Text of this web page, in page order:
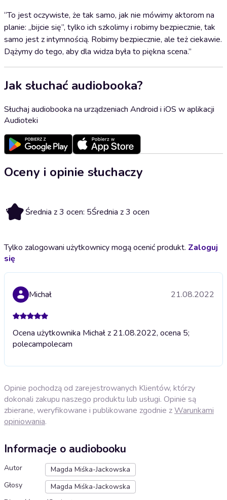
“To jest oczywiste, że tak samo, jak nie mówimy aktorom na
planie: „bijcie się”, tylko ich szkolimy i robimy bezpiecznie, tak
samo jest z intymnością. Robimy bezpiecznie, ale też ciekawie.
Dążymy do tego, aby dla widza była to piękna scena.”
Jak słuchać audiobooka?
Słuchaj audiobooka na urządzeniach Android i iOS w aplikacji
Audioteki
Oceny i opinie słuchaczy
5 Średnia z 3 ocen: 5Średnia z 3 ocen
Tylko zalogowani użytkownicy mogą ocenić produkt. Zaloguj
się
Michał 21.08.2022
Ocena użytkownika Michał z 21.08.2022, ocena 5;
polecampolecam
Opinie pochodzą od zarejestrowanych Klientów, którzy
dokonali zakupu naszego produktu lub usługi. Opinie są
zbierane, weryfikowane i publikowane zgodnie zWarunkami
opiniowania.
Informacje o audiobooku
Autor
Magda Miśka-Jackowska
Głosy
Magda Miśka-Jackowska